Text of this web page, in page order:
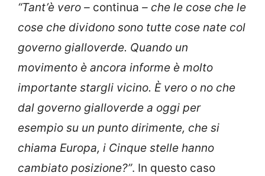
“Tant’è vero – continua – che le cose che le
cose che dividono sono tutte cose nate col
governo gialloverde. Quando un
movimento è ancora informe è molto
importante stargli vicino. È vero o no che
dal governo gialloverde a oggi per
esempio su un punto dirimente, che si
chiama Europa, i Cinque stelle hanno
cambiato posizione?”. In questo caso